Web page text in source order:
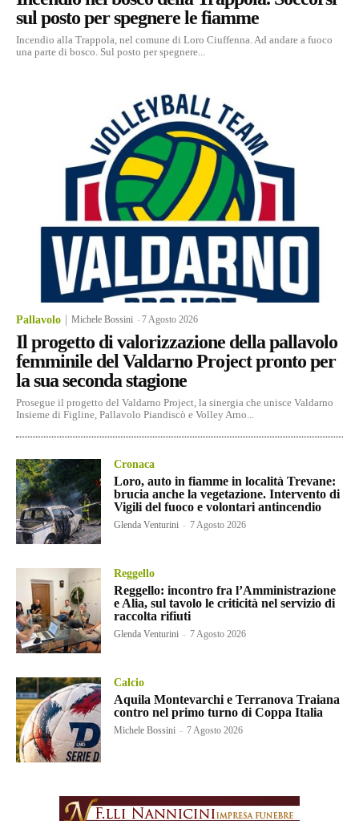
sul posto per spegnere le fiamme
Incendio alla Trappola, nel comune di Loro Ciuffenna. Ad andare a fuoco
una parte di bosco. Sul posto per spegnere...
Pallavolo Michele Bossini -7 Agosto 2026
Il progetto di valorizzazione della pallavolo
femminile del Valdarno Project pronto per
la sua seconda stagione
Prosegue il progetto del Valdarno Project, la sinergia che unisce Valdarno
Insieme di Figline, Pallavolo Piandiscò e Volley Arno...
Cronaca
Loro, auto in fiamme in località Trevane:
brucia anche la vegetazione. Intervento di
Vigili del fuoco e volontari antincendio
Glenda Venturini - 7 Agosto 2026
Reggello
Reggello: incontro fra l’Amministrazione
e Alia, sul tavolo le criticità nel servizio di
raccolta rifiuti
Glenda Venturini - 7 Agosto 2026
Calcio
Aquila Montevarchi e Terranova Traiana
contro nel primo turno di Coppa Italia
Michele Bossini - 7 Agosto 2026